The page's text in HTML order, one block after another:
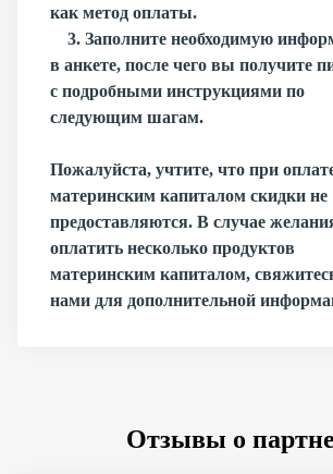
как метод оплаты.
3. Заполните необходимую
в анкете, после чего вы получите
с подробными инструкциями по
следующим шагам.
Пожалуйста, учтите, что при
материнским капиталом скидки не
предоставляются. В случае
оплатить несколько продуктов
материнским капиталом,
нами для дополнительной
Отзывы о